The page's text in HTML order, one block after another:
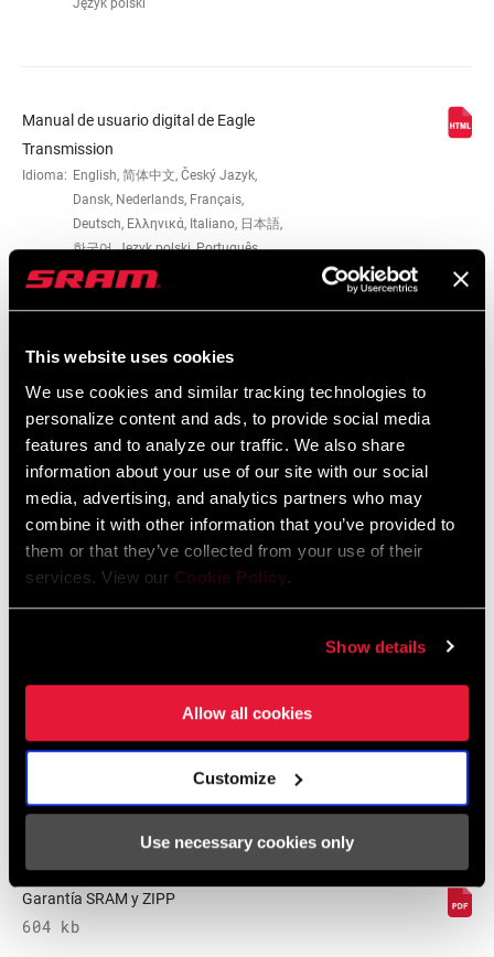
This website uses cookies
We use cookies and similar tracking technologies to
personalize content and ads, to provide social media
features and to analyze our traffic. We also share
information about your use of our site with our social
media, advertising, and analytics partners who may
combine it with other information that you’ve provided to
them or that they’ve collected from your use of their
services. View our Cookie Policy.
Show details
Allow all cookies
Customize
Use necessary cookies only
Język polski
Manual de usuario digital de Eagle
Transmission
Idioma: English, 简体中文, Český Jazyk,
Dansk, Nederlands, Français,
Deutsch, Ελληνικά, Italiano, 日本語,
한국어, Język polski, Português,
Română, Español
Catálogo De Repuestos
2023 SRAM Spare Parts Catalog
Idioma: English
70 MB
Garantía SRAM y ZIPP
604 kb